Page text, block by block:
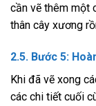
cần vẽ thêm một
thân cây xương
2.5. Bước 5:
Khi đã vẽ xong
các chi tiết cuối